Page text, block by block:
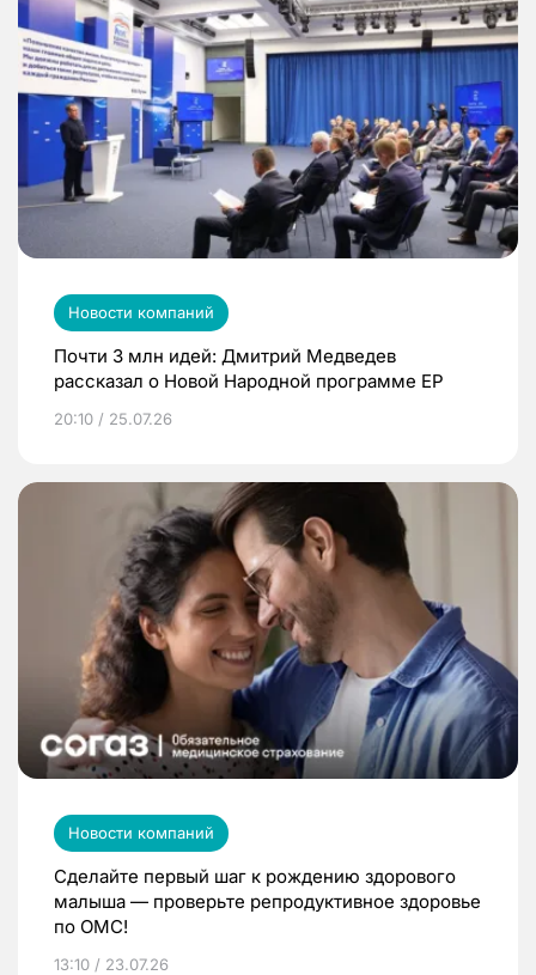
Новости компаний
Почти 3 млн идей: Дмитрий Медведев
рассказал о Новой Народной программе ЕР
20:10 / 25.07.26
Новости компаний
Сделайте первый шаг к рождению здорового
малыша — проверьте репродуктивное здоровье
по ОМС!
13:10 / 23.07.26